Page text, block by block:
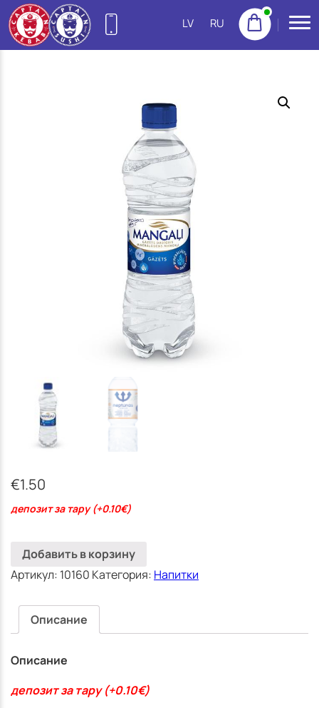
NEW
23222300
20665777
22158888
22113434
(Ziepniekkalns)
25144383
LV RU
€1.50
депозит за тару (+0.10€)
Добавить в корзину
Артикул: 10160 Категория: Напитки
Описание
Описание
депозит за тару (+0.10€)